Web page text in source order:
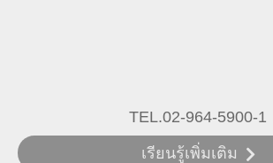
TEL.02-964-5900-1
เรียนรู้เพิ่มเติม